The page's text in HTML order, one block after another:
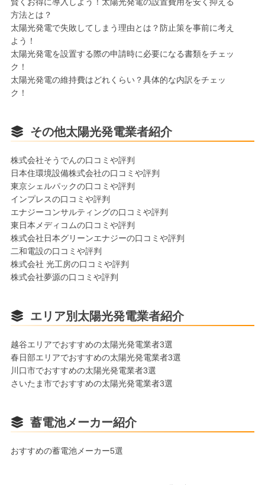
方法とは？
太陽光発電で失敗してしまう理由とは？防止策を事前に考え
よう！
太陽光発電を設置する際の申請時に必要になる書類をチェッ
ク！
太陽光発電の維持費はどれくらい？具体的な内訳をチェッ
ク！
その他太陽光発電業者紹介
株式会社そうでんの口コミや評判
日本住環境設備株式会社の口コミや評判
東京シェルパックの口コミや評判
インプレスの口コミや評判
エナジーコンサルティングの口コミや評判
東⽇本メディコムの口コミや評判
株式会社日本グリーンエナジーの口コミや評判
二和電設の口コミや評判
株式会社 光工房の口コミや評判
株式会社夢源の口コミや評判
エリア別太陽光発電業者紹介
越谷エリアでおすすめの太陽光発電業者3選
春日部エリアでおすすめの太陽光発電業者3選
川口市でおすすめの太陽光発電業者3選
さいたま市でおすすめの太陽光発電業者3選
蓄電池メーカー紹介
おすすめの蓄電池メーカー5選